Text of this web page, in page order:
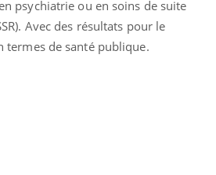
psychiatrie ou en soins de suite
Avec des résultats pour le
termes de santé publique.